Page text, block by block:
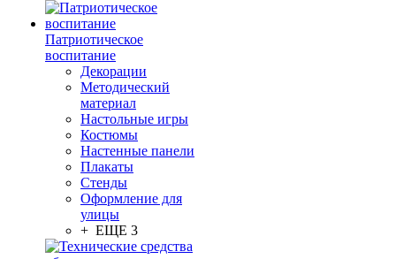
Патриотическое
воспитание
Декорации
Методический
материал
Настольные игры
Костюмы
Настенные панели
Плакаты
Стенды
Оформление для
улицы
+ ЕЩЕ 3